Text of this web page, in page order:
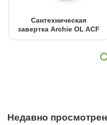
Сантехническая
завертка Archie OL ACF
Недавно